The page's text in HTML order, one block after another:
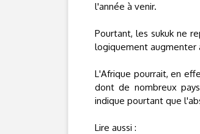
l'année à venir.
Pourtant, les sukuk ne
logiquement augmenter
L'Afrique pourrait, en
dont de nombreux
indique pourtant que
Lire aussi :